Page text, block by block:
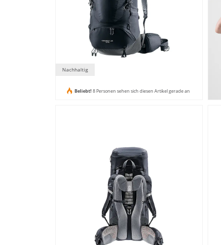
Nachhaltig
Beliebt! 8 Personen sehen sich diesen Artikel gerade an